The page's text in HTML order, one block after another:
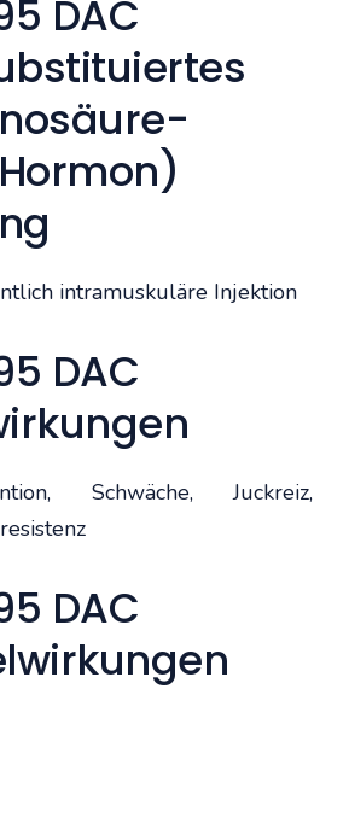
DAC
intramuskuläre Injektion
DAC
Schwäche, Juckreiz,
DAC